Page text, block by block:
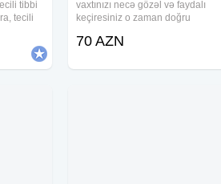
tibbi
tecili
vaxtınızı necə gözəl və faydalı
keçiresiniz o zaman doğru
bilən bəyləri masaja dəvət edirəm.
görə masaja ehtiyacı
70 AZN